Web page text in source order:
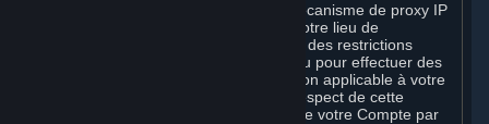
Vous acceptez de ne pas utiliser de mécanisme de proxy IP
ni d'autre méthode visant à masquer votre lieu de
résidence, que ce soit pour contourner des restrictions
géographiques sur le contenu de jeu ou pour effectuer des
commandes ou des achats à un tarif non applicable à votre
pays, ou dans tout autre but. Le non-respect de cette
obligation peut entraîner la résiliation de votre Compte par